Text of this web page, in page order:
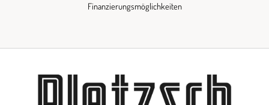
Finanzierungsmöglichkeiten